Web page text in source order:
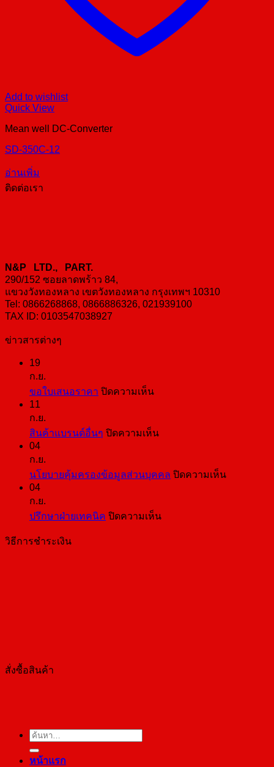
Add to wishlist
Quick View
Mean well DC-Converter
SD-350C-12
อ่านเพิ่ม
ติดต่อเรา
N&P LTD., PART.
290/152 ซอยลาดพร้าว 84,
แขวงวังทองหลาง เขตวังทองหลาง กรุงเทพฯ 10310
Tel: 0866268868, 0866886326, 021939100
TAX ID: 0103547038927
ข่าวสารต่างๆ
19
ก.ย.
ขอใบเสนอราคา ปิดความเห็นบน
เสนอ
11
ก.ย.
สินค้าแบรนด์อื่นๆ ปิดความเห็นบน
รนด์
04
ก.ย.
นโยบายคุ้มครองข้อมูลส่วนบุคคล ปิดความเห็นบน
04
ก.ย.
ปรึกษาฝ่ายเทคนิค ปิดความเห็นบน
วิธีการชำระเงิน
สั่งซื้อสินค้า
ค้นหา:
หน้าแรก